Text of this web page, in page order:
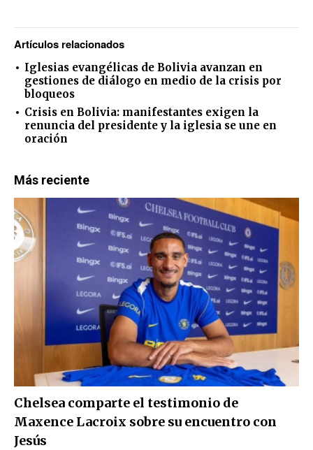
Artículos relacionados
Iglesias evangélicas de Bolivia avanzan en
gestiones de diálogo en medio de la crisis por
bloqueos
Crisis en Bolivia: manifestantes exigen la
renuncia del presidente y la iglesia se une en
oración
Más reciente
Chelsea comparte el testimonio de
Maxence Lacroix sobre su encuentro con
Jesús